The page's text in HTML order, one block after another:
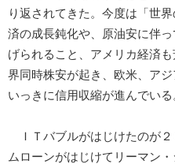
り返されてきた。今度は「世
済の成長鈍化や、原油安に伴
げられること、アメリカ経済
界同時株安が起き、欧米、ア
いっきに信用収縮が進んでいる
ＩＴバブルがはじけたのが２
ムローンがはじけてリーマン